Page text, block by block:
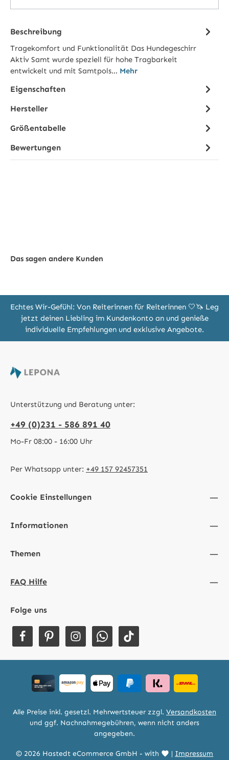
Beschreibung
Tragekomfort und Funktionalität Das Hundegeschirr
Aktiv Samt wurde speziell für hohe Tragbarkeit
entwickelt und mit Samtpols… Mehr
Eigenschaften
Hersteller
Größentabelle
Bewertungen
Das sagen andere Kunden
Echtes Wir-Gefühl: Von Reiterinnen für Reiterinnen 🤍🦄 Leg
jetzt deinen Liebling im Kundenkonto an und genieße
individuelle Empfehlungen und exklusive Angebote.
Unterstützung und Beratung unter:
+49 (0)231 - 586 891 40
Mo-Fr 08:00 - 16:00 Uhr
Per Whatsapp unter: +49 157 92457351
Cookie Einstellungen
Informationen
Themen
FAQ Hilfe
Folge uns
© 2026 Hastedt eCommerce GmbH - with | Impressum
Alle Preise inkl. gesetzl. Mehrwertsteuer zzgl. Versandkosten
und ggf. Nachnahmegebühren, wenn nicht anders
angegeben.